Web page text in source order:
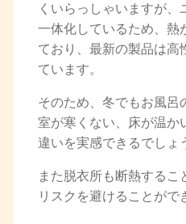
くいらっしゃいますが
一体化しているため、熱
ており、最新の製品は高
ています。
そのため、冬でもお風呂
室が寒くない、床が温か
違いを実感できるでしょ
また脱衣所も断熱する
リスクを避けることがで